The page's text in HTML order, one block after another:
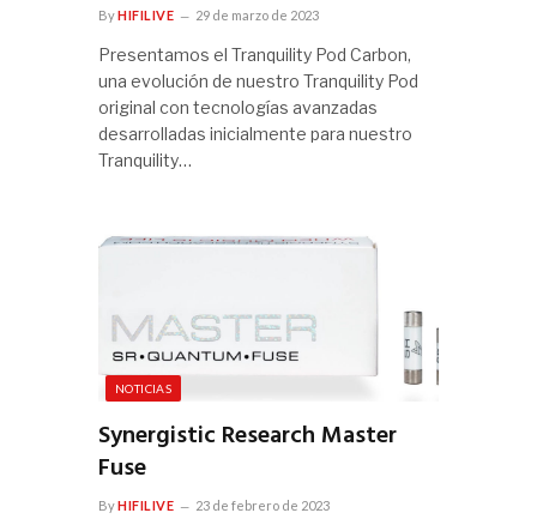
ByHIFILIVE 29 de marzo de 2023
Presentamos el Tranquility Pod Carbon,
una evolución de nuestro Tranquility Pod
original con tecnologías avanzadas
desarrolladas inicialmente para nuestro
Tranquility…
NOTICIAS
Synergistic Research Master
Fuse
ByHIFILIVE 23 de febrero de 2023